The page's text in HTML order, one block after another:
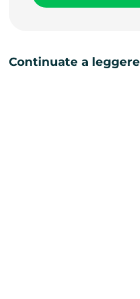
Continuate a leggere